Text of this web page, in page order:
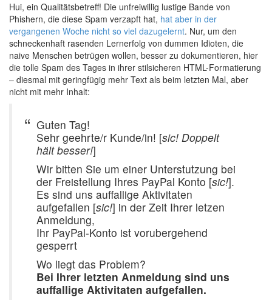
Hui, ein Qualitätsbetreff! Die unfreiwillig lustige Bande von
Phishern, die diese Spam verzapft hat, hat aber in der
vergangenen Woche nicht so viel dazugelernt. Nur, um den
schneckenhaft rasenden Lernerfolg von dummen Idioten, die
naive Menschen betrügen wollen, besser zu dokumentieren, hier
die tolle Spam des Tages in ihrer stilsicheren HTML-Formatierung
– diesmal mit geringfügig mehr Text als beim letzten Mal, aber
nicht mit mehr Inhalt:
Guten Tag!
Sehr geehrte/r Kunde/in! [sic! Doppelt
hält besser!]
Wir bitten Sie um einer Unterstutzung bei
der Freistellung Ihres PayPal Konto [sic!].
Es sind uns auffallige Aktivitaten
aufgefallen [sic!] in der Zeit Ihrer letzen
Anmeldung,
Ihr PayPal-Konto ist vorubergehend
gesperrt
Wo liegt das Problem?
Bei Ihrer letzten Anmeldung sind uns
auffallige Aktivitaten aufgefallen.